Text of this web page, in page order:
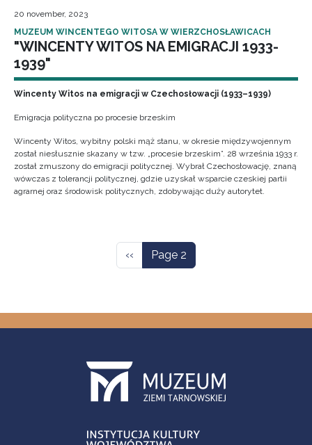
20 november, 2023
MUZEUM WINCENTEGO WITOSA W WIERZCHOSŁAWICACH
"WINCENTY WITOS NA EMIGRACJI 1933-
1939"
Wincenty Witos na emigracji w Czechosłowacji (1933–1939)
Emigracja polityczna po procesie brzeskim
Wincenty Witos, wybitny polski mąż stanu, w okresie międzywojennym
został niesłusznie skazany w tzw. „procesie brzeskim”. 28 września 1933 r.
został zmuszony do emigracji politycznej. Wybrał Czechosłowację, znaną
wówczas z tolerancji politycznej, gdzie uzyskał wsparcie czeskiej partii
agrarnej oraz środowisk politycznych, zdobywając duży autorytet.
Previous page
‹‹ Page 2